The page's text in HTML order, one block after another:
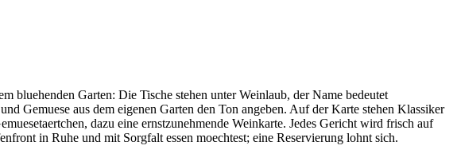
bluehenden Garten: Die Tische stehen unter Weinlaub, der Name bedeutet
Gemuese aus dem eigenen Garten den Ton angeben. Auf der Karte stehen Klassiker
dazu eine ernstzunehmende Weinkarte. Jedes Gericht wird frisch auf
in Ruhe und mit Sorgfalt essen moechtest; eine Reservierung lohnt sich.